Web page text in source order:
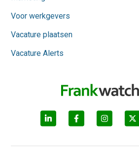
Voor werkgevers
Vacature plaatsen
Vacature Alerts